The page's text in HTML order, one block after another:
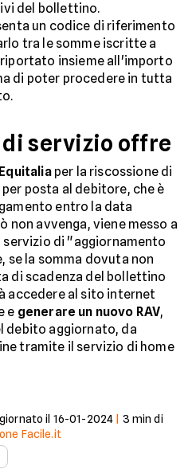
del bollettino.
un codice di riferimento
tra le somme iscritte a
insieme all'importo
di poter procedere in tutta
servizio offre
Equitaliaper la riscossione di
posta al debitore, che è
entro la data
non avvenga, viene messo a
di "aggiornamento
se la somma dovuta non
di scadenza del bollettino
accedere al sito internet
e generare un nuovo RAV,
debito aggiornato, da
tramite il servizio di home
il 16-01-2024 3 min di
Facile.it